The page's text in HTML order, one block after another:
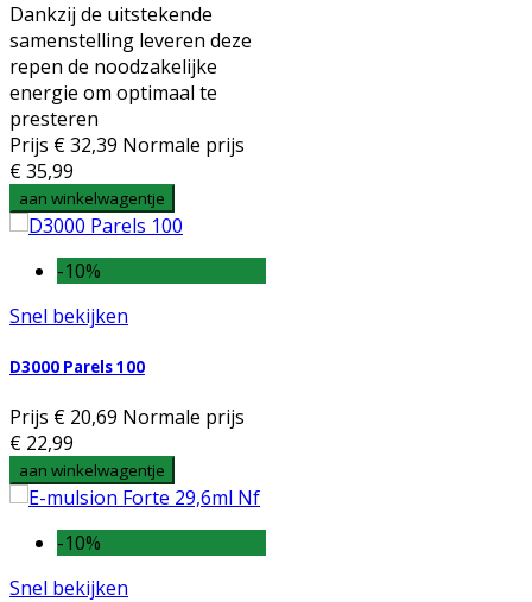
Dankzij de uitstekende
samenstelling leveren deze
repen de noodzakelijke
energie om optimaal te
presteren
Prijs € 32,39 Normale prijs
€ 35,99
aan winkelwagentje
-10%
Snel bekijken
D3000 Parels 100
Prijs € 20,69 Normale prijs
€ 22,99
aan winkelwagentje
-10%
Snel bekijken